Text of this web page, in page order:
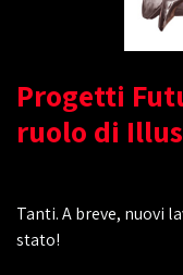
Progetti
ruolo di
Tanti. A breve, nuovi
stato!